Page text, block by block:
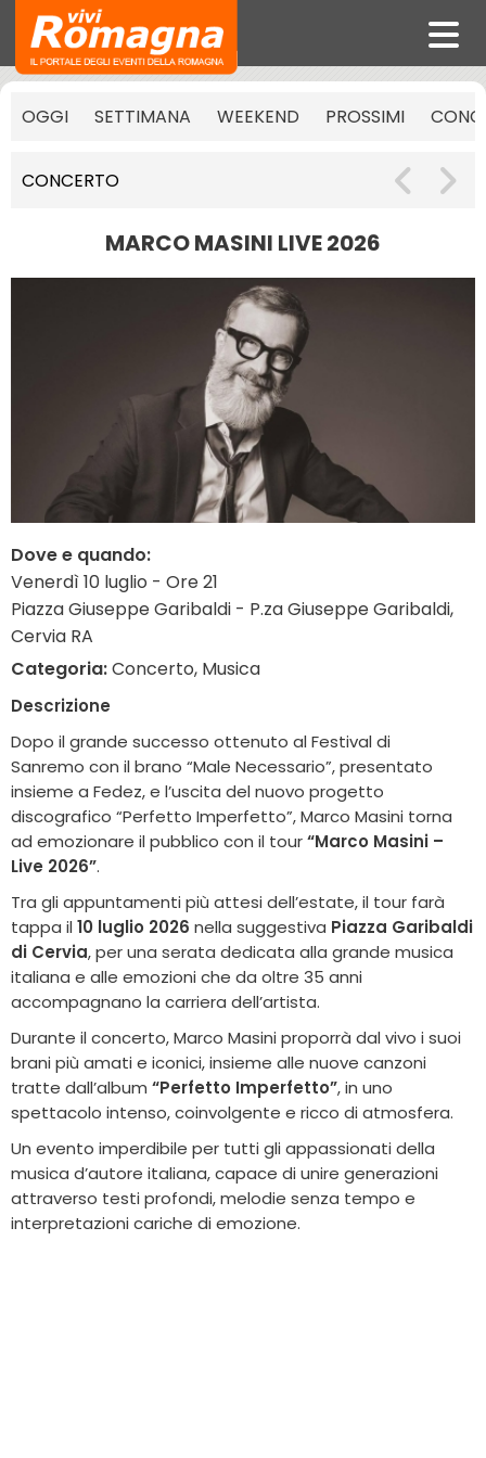
OGGI SETTIMANA WEEKEND PROSSIMI
CONCERTO
MARCO MASINI LIVE 2026
Dove e quando:
Venerdì 10 luglio - Ore 21
Piazza Giuseppe Garibaldi - P.za Giuseppe Garibaldi,
Cervia RA
Categoria:Concerto, Musica
Descrizione
Dopo il grande successo ottenuto al Festival di
Sanremo con il brano “Male Necessario”, presentato
insieme a Fedez, e l’uscita del nuovo progetto
discografico “Perfetto Imperfetto”, Marco Masini torna
ad emozionare il pubblico con il tour“Marco Masini –
Live 2026”.
Tra gli appuntamenti più attesi dell’estate, il tour farà
tappa il 10 luglio 2026 nella suggestiva Piazza Garibaldi
di Cervia, per una serata dedicata alla grande musica
italiana e alle emozioni che da oltre 35 anni
accompagnano la carriera dell’artista.
Durante il concerto, Marco Masini proporrà dal vivo i suoi
brani più amati e iconici, insieme alle nuove canzoni
tratte dall’album “Perfetto Imperfetto”, in uno
spettacolo intenso, coinvolgente e ricco di atmosfera.
Un evento imperdibile per tutti gli appassionati della
musica d’autore italiana, capace di unire generazioni
attraverso testi profondi, melodie senza tempo e
interpretazioni cariche di emozione.